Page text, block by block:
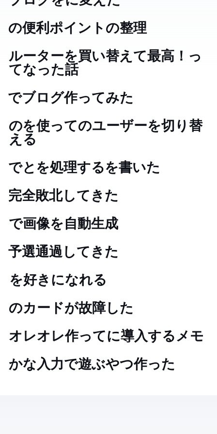
Flutter Hooks useEffect の便利ポイントの整理
Wi-Fi ルーターを買い替えて tailscale 最高！っ
てなった話
SvelteKit でブログ作ってみた
gitconfig の includeIf を使って git のユーザーを切り替
える
Rust で frontmatter と markdown を処理する WASM を書いた
ISUCON 10 完全敗北してきた
Puppeteer で OGP 画像を自動生成
ISUCON 10 予選通過してきた
Server Side Rendering を好きになれる NEXT.JS 9.3
IIJ mio の SIM カードが故障した
オレオレ webpack loader 作って nuxt に導入するメモ
かな入力で遊ぶやつ作った